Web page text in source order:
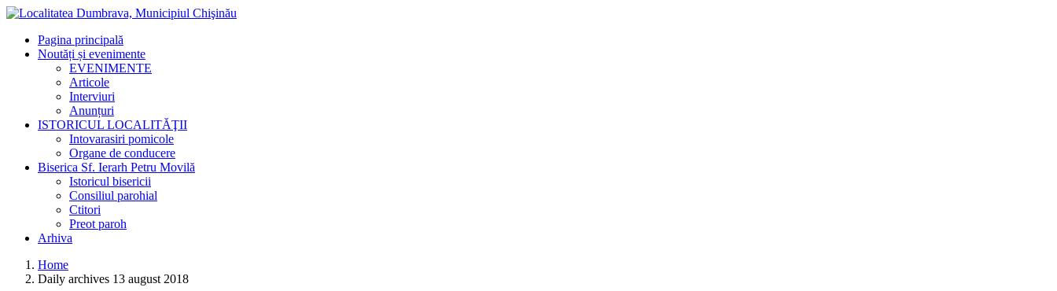
Pagina principală
Noutăți și evenimente
EVENIMENTE
Articole
Interviuri
Anunțuri
ISTORICUL LOCALITĂŢII
Intovarasiri pomicole
Organe de conducere
Biserica Sf. Ierarh Petru Movilă
Istoricul bisericii
Consiliul parohial
Ctitori
Preot paroh
Arhiva
Home
Daily archives 13 august 2018